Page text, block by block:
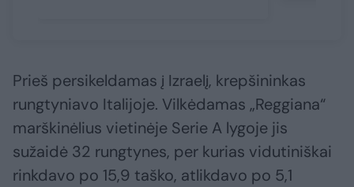
Prieš persikeldamas į Izraelį, krepšininkas
rungtyniavo Italijoje. Vilkėdamas „Reggiana“
marškinėlius vietinėje Serie A lygoje jis
sužaidė 32 rungtynes, per kurias vidutiniškai
rinkdavo po 15,9 taško, atlikdavo po 5,1